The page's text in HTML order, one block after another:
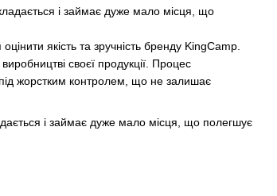
і займає дуже мало місця, що
якість та зручність бренду KingCamp.
своєї продукції. Процес
під жорстким контролем, що не залишає
і займає дуже мало місця, що полегшує